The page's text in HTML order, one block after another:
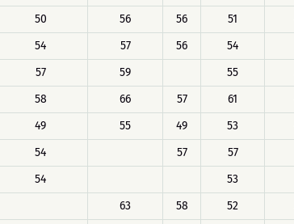
50 56 56 51
54 57 56 54
57 59 55
58 66 57 61
49 55 49 53
54 57 57
54 53
63 58 52